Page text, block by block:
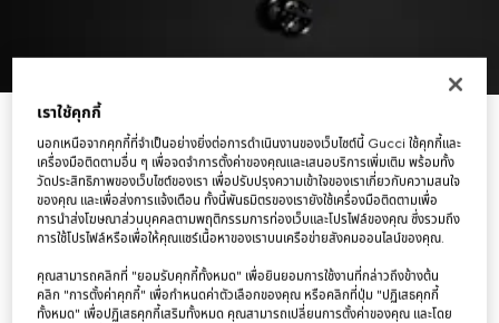
กระเป๋า Metallic evening bag with charm
฿181,500
ตัวแปร ตาข่าย GG สีดำและสีเงิน
เราใช้คุกกี้
นอกเหนือจากคุกกี้ที่จำเป็นอย่างยิ่งต่อการดำเนินงานของเว็บไซต์นี้ Gucci ใช้คุกกี้และ
เครื่องมือติดตามอื่น ๆ เพื่อจดจำการตั้งค่าของคุณและเสนอบริการเพิ่มเติม พร้อมทั้ง
วัดประสิทธิภาพของเว็บไซต์ของเรา เพื่อปรับปรุงความเข้าใจของเราเกี่ยวกับความสนใจ
ของคุณ และเพื่อส่งการแจ้งเตือน ทั้งนี้พันธมิตรของเรายังใช้เครื่องมือติดตามเพื่อ
การนำส่งโฆษณาส่วนบุคคลตามพฤติกรรมการท่องเว็บและโปรไฟล์ของคุณ ซึ่งรวมถึง
การใช้โปรไฟล์หรือเพื่อให้คุณแชร์เนื้อหาของเราบนเครือข่ายสังคมออนไลน์ของคุณ.
คุณสามารถคลิกที่ "ยอมรับคุกกี้ทั้งหมด" เพื่อยินยอมการใช้งานที่กล่าวถึงข้างต้น
คลิก "การตั้งค่าคุกกี้" เพื่อกำหนดค่าตัวเลือกของคุณ หรือคลิกที่ปุ่ม "ปฏิเสธคุกกี้
ทั้งหมด" เพื่อปฏิเสธคุกกี้เสริมทั้งหมด คุณสามารถเปลี่ยนการตั้งค่าของคุณ และโดย